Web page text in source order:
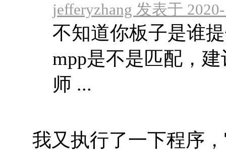
jefferyzhang 发表于
不知道你板子是谁
mpp是不是匹配，
师 ...
我又执行了一下程序